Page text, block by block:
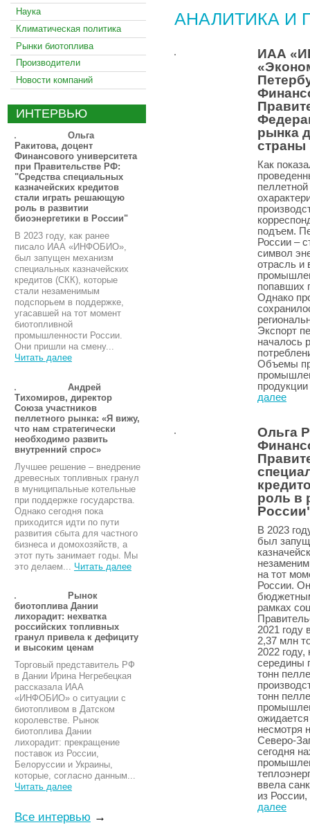
Наука
Климатическая политика
Рынки биотоплива
Производители
Новости компаний
ИНТЕРВЬЮ
Ольга
Ракитова, доцент
Финансового университета
при Правительстве РФ:
"Средства специальных
казначейских кредитов
стали играть решающую
роль в развитии
биоэнергетики в России"
В 2023 году, как ранее
писало ИАА «ИНФОБИО»,
был запущен механизм
специальных казначейских
кредитов (СКК), которые
стали незаменимым
подспорьем в поддержке,
угасавшей на тот момент
биотопливной
промышленности России.
Они пришли на смену...
Читать далее
Андрей
Тихомиров, директор
Союза участников
пеллетного рынка: «Я вижу,
что нам стратегически
необходимо развить
внутренний спрос»
Лучшее решение – внедрение
древесных топливных гранул
в муниципальные котельные
при поддержке государства.
Однако сегодня пока
приходится идти по пути
развития сбыта для частного
бизнеса и домохозяйств, а
этот путь занимает годы. Мы
это делаем... Читать далее
Рынок
биотоплива Дании
лихорадит: нехватка
российских топливных
гранул привела к дефициту
и высоким ценам
Торговый представитель РФ
в Дании Ирина Негребецкая
рассказала ИАА
«ИНФОБИО» о ситуации с
биотопливом в Датском
королевстве. Рынок
биотоплива Дании
лихорадит: прекращение
поставок из России,
Белоруссии и Украины,
которые, согласно данным...
Читать далее
Все интервью →
АНАЛИТИКА И
ИАА
рынка
страны
Как
подъем.
России –
символ
отрасль и
попавших
Однако
Экспорт
началось
Объемы
далее
Ольга
роль в
В 2023
был
на тот
России.
рамках
2021 году
2,37 млн
2022
середины
тонн
тонн
несмотря
Северо-
сегодня
ввела
из
далее